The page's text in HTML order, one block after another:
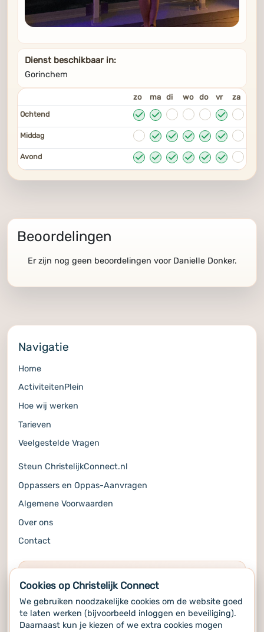
Dienst beschikbaar in:
Gorinchem
zo ma di wo do vr
za
Ochtend
Middag
Avond
Beoordelingen
Er zijn nog geen beoordelingen voor Danielle Donker.
Navigatie
Home
ActiviteitenPlein
Hoe wij werken
Tarieven
Veelgestelde Vragen
Steun ChristelijkConnect.nl
Oppassers en Oppas-Aanvragen
Algemene Voorwaarden
Over ons
Contact
Volg ons op de socials voor alle updates
Cookies op Christelijk Connect
We gebruiken noodzakelijke cookies om de website goed
te laten werken (bijvoorbeeld inloggen en beveiliging).
Daarnaast kun je kiezen of we extra cookies mogen